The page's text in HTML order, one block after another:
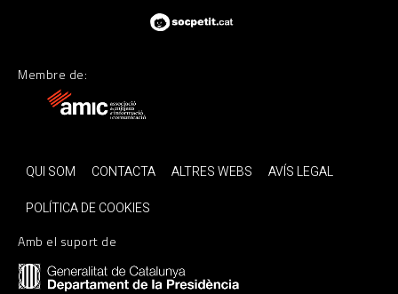
Membre de:
QUI SOM CONTACTA ALTRES WEBS
AVÍS LEGAL
POLÍTICA DE COOKIES
Amb el suport de